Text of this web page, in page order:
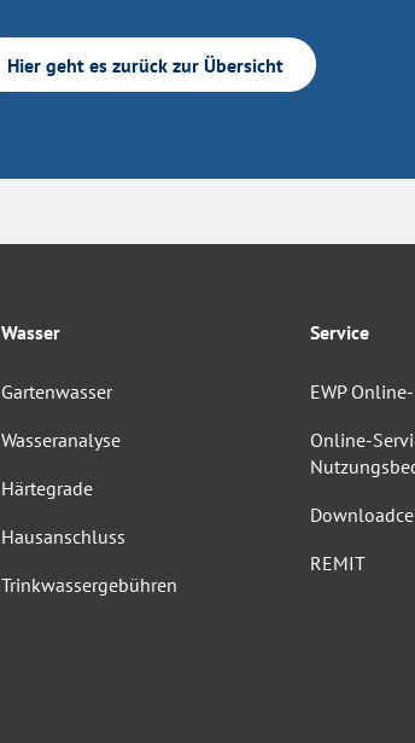
Hier geht es zurück zur Übersicht
Wasser
Gartenwasser
Wasseranalyse
Härtegrade
Hausanschluss
Trinkwassergebühren
Service
EWP
Online-
REMIT